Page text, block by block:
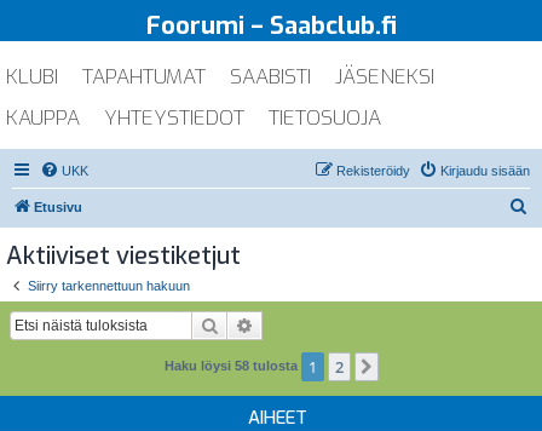
Foorumi – Saabclub.fi
KLUBI TAPAHTUMAT SAABISTI
JÄSENEKSI
KAUPPA
YHTEYSTIEDOT TIETOSUOJA
UKK Kirjaudu sisään
Rekisteröidy
Etusivu
Aktiiviset viestiketjut
Siirry tarkennettuun hakuun
Etsi
Haku löysi 58 tulosta 1 2
AIHEET